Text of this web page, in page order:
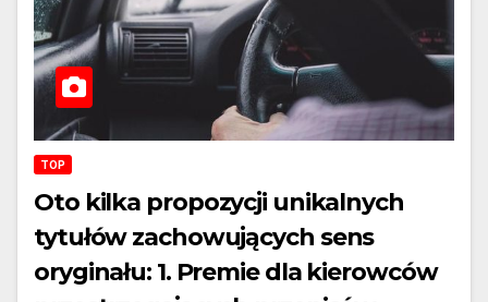
TOP
Oto kilka propozycji unikalnych
tytułów zachowujących sens
oryginału: 1. Premie dla kierowców